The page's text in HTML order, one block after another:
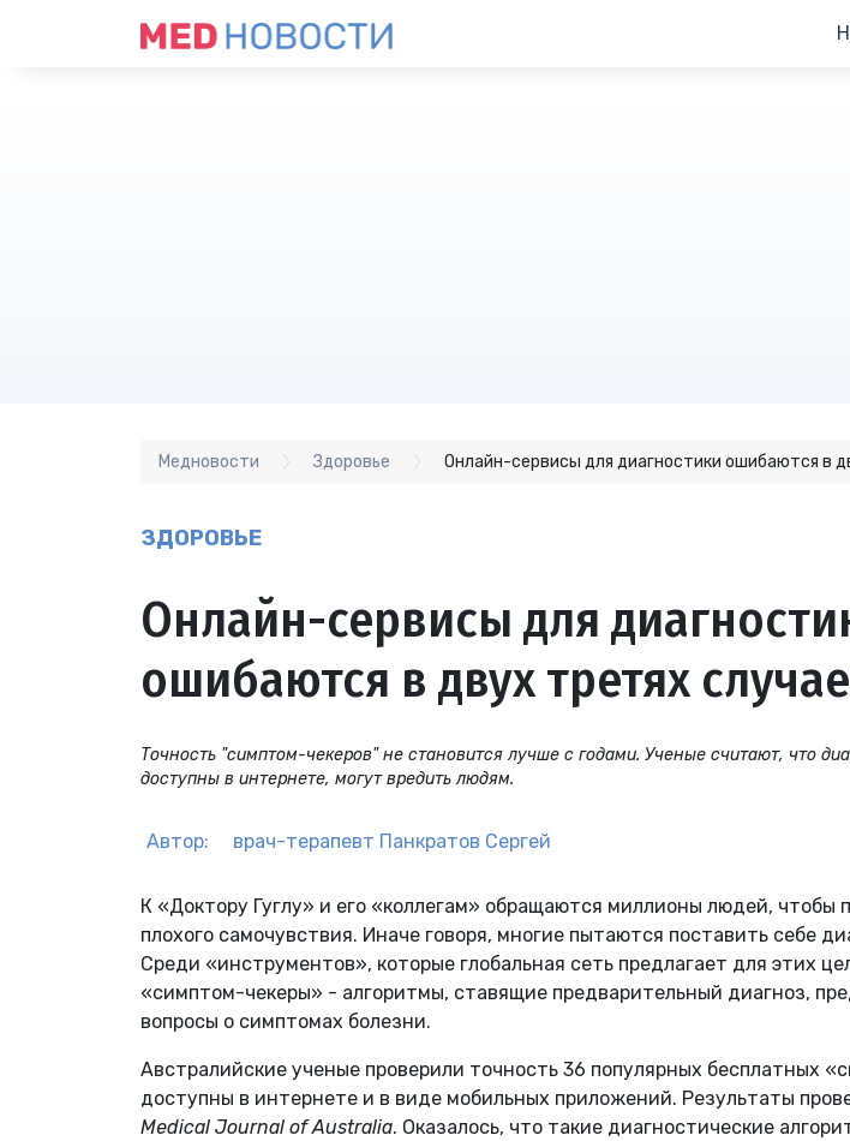
Медновости Здоровье Онлайн-сервисы для диагностики ошибаются в
ЗДОРОВЬЕ
Онлайн-сервисы для
ошибаются в двух третях
Точность "симптом-чекеров" не становится лучше с годами. Ученые считают, что
доступны в интернете, могут вредить людям.
Автор: врач-терапевт Панкратов Сергей
К «Доктору Гуглу» и его «коллегам» обращаются миллионы людей, чтобы
плохого самочувствия. Иначе говоря, многие пытаются поставить себе
Среди «инструментов», которые глобальная сеть предлагает для этих
«симптом-чекеры» - алгоритмы, ставящие предварительный диагноз,
вопросы о симптомах болезни.
Австралийские ученые проверили точность 36 популярных бесплатных
доступны в интернете и в виде мобильных приложений. Результаты
Medical Journal of Australia. Оказалось, что такие диагностические